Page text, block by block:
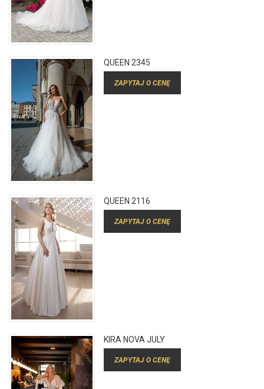
QUEEN 2345
ZAPYTAJ O CENĘ
QUEEN 2116
ZAPYTAJ O CENĘ
KIRA NOVA JULY
ZAPYTAJ O CENĘ